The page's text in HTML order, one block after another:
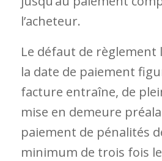
l’acheteur.
Le défaut de règlement
la date de paiement
facture entraîne, de
mise en demeure
paiement de pénalités
minimum de trois fois